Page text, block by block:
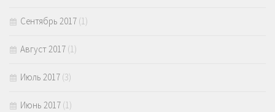
Сентябрь 2017 (1)
Август 2017 (1)
Июль 2017 (3)
Июнь 2017 (1)